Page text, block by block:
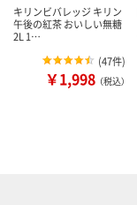
キリンビバレッジ キリン
午後の紅茶 おいしい無糖
2L 1…
(47件)
￥1,998 （税込）